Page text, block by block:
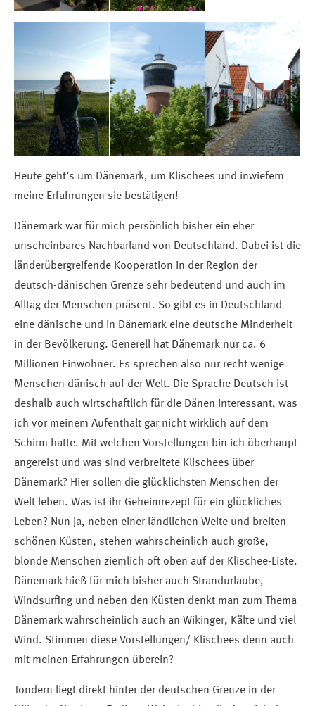
Heute geht’s um Dänemark, um Klischees und inwiefern
meine Erfahrungen sie bestätigen!
Dänemark war für mich persönlich bisher ein eher
unscheinbares Nachbarland von Deutschland. Dabei ist die
länderübergreifende Kooperation in der Region der
deutsch-dänischen Grenze sehr bedeutend und auch im
Alltag der Menschen präsent. So gibt es in Deutschland
eine dänische und in Dänemark eine deutsche Minderheit
in der Bevölkerung. Generell hat Dänemark nur ca. 6
Millionen Einwohner. Es sprechen also nur recht wenige
Menschen dänisch auf der Welt. Die Sprache Deutsch ist
deshalb auch wirtschaftlich für die Dänen interessant, was
ich vor meinem Aufenthalt gar nicht wirklich auf dem
Schirm hatte. Mit welchen Vorstellungen bin ich überhaupt
angereist und was sind verbreitete Klischees über
Dänemark? Hier sollen die glücklichsten Menschen der
Welt leben. Was ist ihr Geheimrezept für ein glückliches
Leben? Nun ja, neben einer ländlichen Weite und breiten
schönen Küsten, stehen wahrscheinlich auch große,
blonde Menschen ziemlich oft oben auf der Klischee-Liste.
Dänemark hieß für mich bisher auch Strandurlaube,
Windsurfing und neben den Küsten denkt man zum Thema
Dänemark wahrscheinlich auch an Wikinger, Kälte und viel
Wind. Stimmen diese Vorstellungen/ Klischees denn auch
mit meinen Erfahrungen überein?
Tondern liegt direkt hinter der deutschen Grenze in der